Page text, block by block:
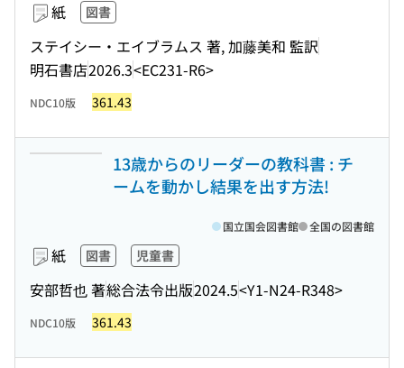
紙 図書
ステイシー・エイブラムス 著, 加藤美和 監訳
明石書店2026.3<EC231-R6>
NDC10版 361.43
13歳からのリーダーの教科書 : チ
ームを動かし結果を出す方法!
紙 図書 児童書
安部哲也 著総合法令出版2024.5<Y1-N24-R348>
国立国会図書館 全国の図書館
NDC10版 361.43